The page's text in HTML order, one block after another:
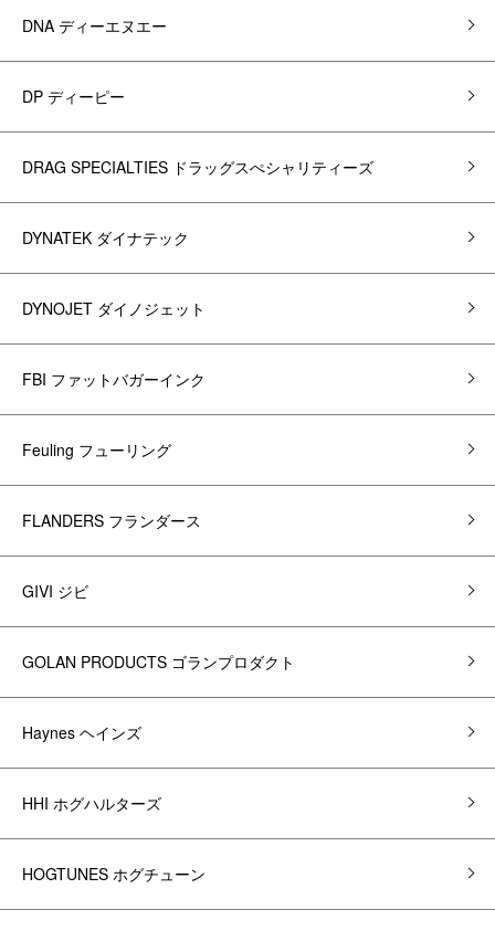
DNA ディーエヌエー
DP ディーピー
DRAG SPECIALTIES ドラッグスぺシャリティーズ
DYNATEK ダイナテック
DYNOJET ダイノジェット
FBI ファットバガーインク
Feuling フューリング
FLANDERS フランダース
GIVI ジビ
GOLAN PRODUCTS ゴランプロダクト
Haynes ヘインズ
HHI ホグハルターズ
HOGTUNES ホグチューン